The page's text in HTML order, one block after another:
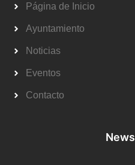
Página de Inicio
Ayuntamiento
Noticias
Eventos
Contacto